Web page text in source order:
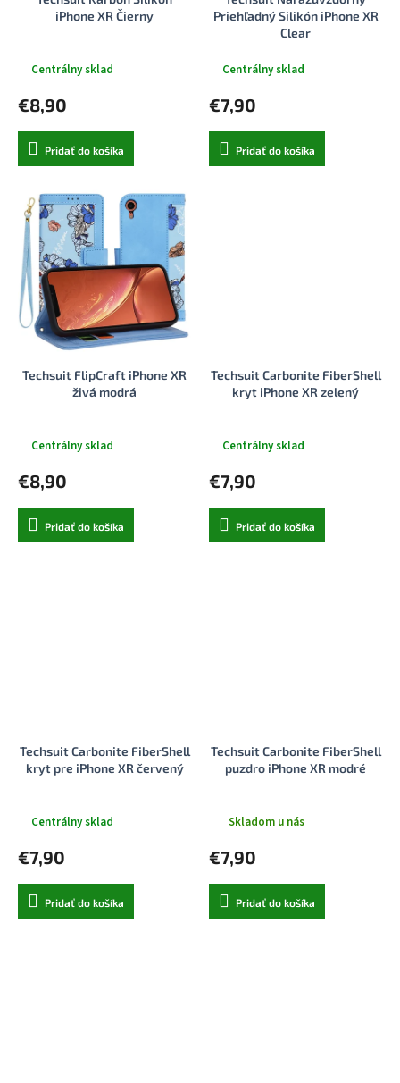
iPhone XR Čierny
Centrálny sklad
€8,90
Pridať do košíka
Priehľadný Silikón iPhone XR
Clear
Centrálny sklad
€7,90
Pridať do košíka
Techsuit FlipCraft iPhone XR
živá modrá
Centrálny sklad
€8,90
Pridať do košíka
Techsuit Carbonite FiberShell
kryt iPhone XR zelený
Centrálny sklad
€7,90
Pridať do košíka
Techsuit Carbonite FiberShell
kryt pre iPhone XR červený
Centrálny sklad
€7,90
Pridať do košíka
Techsuit Carbonite FiberShell
puzdro iPhone XR modré
Skladom u nás
€7,90
Pridať do košíka